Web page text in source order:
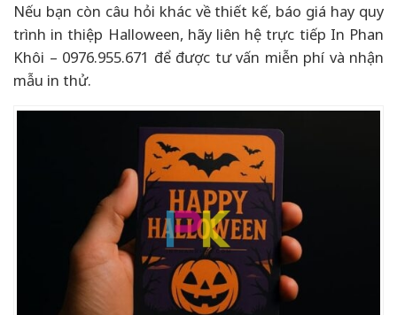
Nếu bạn còn câu hỏi khác về thiết kế, báo giá hay quy
trình in thiệp Halloween, hãy liên hệ trực tiếp In Phan
Khôi – 0976.955.671 để được tư vấn miễn phí và nhận
mẫu in thử.